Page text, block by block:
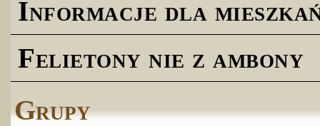
Informacje dla
Felietony nie z ambony
Grupy